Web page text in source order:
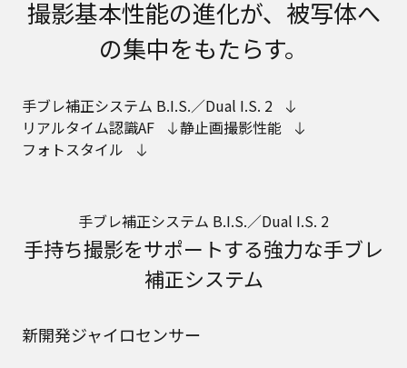
撮影基本性能の進化が、被写体へ
の集中をもたらす。
手ブレ補正システム B.I.S.／Dual I.S. 2
リアルタイム認識AF
静止画撮影性能
フォトスタイル
手ブレ補正システム B.I.S.／Dual I.S. 2
手持ち撮影をサポートする強力な手ブレ
補正システム
新開発ジャイロセンサー